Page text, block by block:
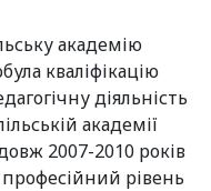
академію
кваліфікацію
діяльність
академії
2007-2010 років
рівень